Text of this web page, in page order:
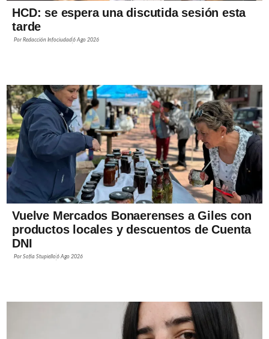
HCD: se espera una discutida sesión esta
tarde
PorRedacción Infociudad6 Ago 2026
Vuelve Mercados Bonaerenses a Giles con
productos locales y descuentos de Cuenta
DNI
PorSofía Stupiello6 Ago 2026